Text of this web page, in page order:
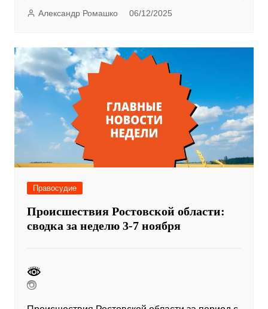
Александр Ромашко 06/12/2025
Правосудие
Происшествия Ростовской области:
сводка за неделю 3-7 ноября